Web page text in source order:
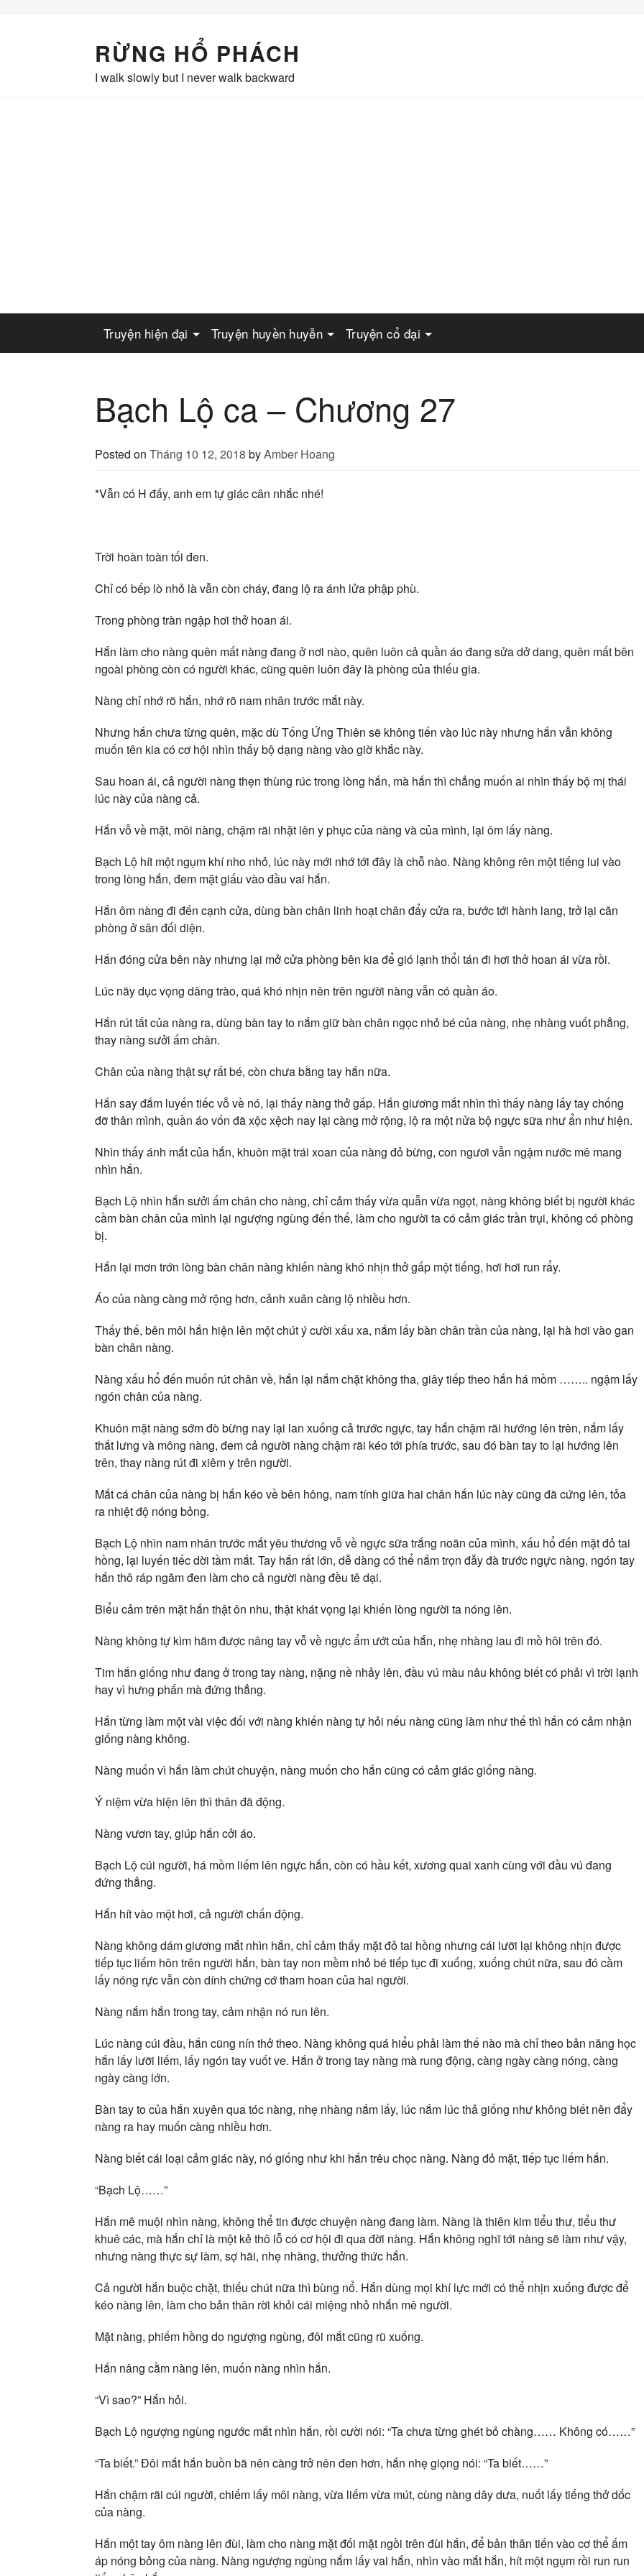
RỪNG HỔ PHÁCH
I walk slowly but I never walk backward
Truyện hiện đại Truyện huyền huyễn Truyện cổ đại
Bạch Lộ ca – Chương 27
Posted on Tháng 10 12, 2018 byAmber Hoang
*Vẫn có H đấy, anh em tự giác cân nhắc nhé!
Trời hoàn toàn tối đen.
Chỉ có bếp lò nhỏ là vẫn còn cháy, đang lộ ra ánh lửa phập phù.
Trong phòng tràn ngập hơi thở hoan ái.
Hắn làm cho nàng quên mất nàng đang ở nơi nào, quên luôn cả quần áo đang sửa dở dang, quên mất bên
ngoài phòng còn có người khác, cũng quên luôn đây là phòng của thiếu gia.
Nàng chỉ nhớ rõ hắn, nhớ rõ nam nhân trước mắt này.
Nhưng hắn chưa từng quên, mặc dù Tống Ứng Thiên sẽ không tiến vào lúc này nhưng hắn vẫn không
muốn tên kia có cơ hội nhìn thấy bộ dạng nàng vào giờ khắc này.
Sau hoan ái, cả người nàng thẹn thùng rúc trong lòng hắn, mà hắn thì chẳng muốn ai nhìn thấy bộ mị thái
lúc này của nàng cả.
Hắn vỗ về mặt, môi nàng, chậm rãi nhặt lên y phục của nàng và của mình, lại ôm lấy nàng.
Bạch Lộ hít một ngụm khí nho nhỏ, lúc này mới nhớ tới đây là chỗ nào. Nàng không rên một tiếng lui vào
trong lòng hắn, đem mặt giấu vào đầu vai hắn.
Hắn ôm nàng đi đến cạnh cửa, dùng bàn chân linh hoạt chân đẩy cửa ra, bước tới hành lang, trở lại căn
phòng ở sân đối diện.
Hắn đóng cửa bên này nhưng lại mở cửa phòng bên kia để gió lạnh thổi tán đi hơi thở hoan ái vừa rồi.
Lúc nãy dục vọng dâng trào, quá khó nhịn nên trên người nàng vẫn có quần áo.
Hắn rút tất của nàng ra, dùng bàn tay to nắm giữ bàn chân ngọc nhỏ bé của nàng, nhẹ nhàng vuốt phẳng,
thay nàng sưởi ấm chân.
Chân của nàng thật sự rất bé, còn chưa bằng tay hắn nữa.
Hắn say đắm luyến tiếc vỗ về nó, lại thấy nàng thở gấp. Hắn giương mắt nhìn thì thấy nàng lấy tay chống
đỡ thân mình, quần áo vốn đã xộc xệch nay lại càng mở rộng, lộ ra một nửa bộ ngực sữa như ẩn như hiện.
Nhìn thấy ánh mắt của hắn, khuôn mặt trái xoan của nàng đỏ bừng, con ngươi vẫn ngậm nước mê mang
nhìn hắn.
Bạch Lộ nhìn hắn sưởi ấm chân cho nàng, chỉ cảm thấy vừa quẫn vừa ngọt, nàng không biết bị người khác
cầm bàn chân của mình lại ngượng ngùng đến thế, làm cho người ta có cảm giác trần trụi, không có phòng
bị.
Hắn lại mơn trớn lòng bàn chân nàng khiến nàng khó nhịn thở gấp một tiếng, hơi hơi run rẩy.
Áo của nàng càng mở rộng hơn, cảnh xuân càng lộ nhiều hơn.
Thấy thế, bên môi hắn hiện lên một chút ý cười xấu xa, nắm lấy bàn chân trần của nàng, lại hà hơi vào gan
bàn chân nàng.
Nàng xấu hổ đến muốn rút chân về, hắn lại nắm chặt không tha, giây tiếp theo hắn há mồm …….. ngậm lấy
ngón chân của nàng.
Khuôn mặt nàng sớm đò bừng nay lại lan xuống cả trước ngực, tay hắn chậm rãi hướng lên trên, nắm lấy
thắt lưng và mông nàng, đem cả người nàng chậm rãi kéo tới phía trước, sau đó bàn tay to lại hướng lên
trên, thay nàng rút đi xiêm y trên người.
Mắt cá chân của nàng bị hắn kéo về bên hông, nam tính giữa hai chân hắn lúc này cũng đã cứng lên, tỏa
ra nhiệt độ nóng bỏng.
Bạch Lộ nhìn nam nhân trước mắt yêu thương vỗ về ngực sữa trắng noãn của mình, xấu hổ đến mặt đỏ tai
hồng, lại luyến tiếc dời tầm mắt. Tay hắn rất lớn, dễ dàng có thể nắm trọn đẫy đà trước ngực nàng, ngón tay
hắn thô ráp ngăm đen làm cho cả người nàng đều tê dại.
Biểu cảm trên mặt hắn thật ôn nhu, thật khát vọng lại khiến lòng người ta nóng lên.
Nàng không tự kìm hãm được nâng tay vỗ về ngực ẩm ướt của hắn, nhẹ nhàng lau đi mồ hôi trên đó.
Tim hắn giống như đang ở trong tay nàng, nặng nề nhảy lên, đầu vú màu nâu không biết có phải vì trời lạnh
hay vì hưng phấn mà đứng thẳng.
Hắn từng làm một vài việc đối với nàng khiến nàng tự hỏi nếu nàng cũng làm như thế thì hắn có cảm nhận
giống nàng không.
Nàng muốn vì hắn làm chút chuyện, nàng muốn cho hắn cũng có cảm giác giống nàng.
Ý niệm vừa hiện lên thì thân đã động.
Nàng vươn tay, giúp hắn cởi áo.
Bạch Lộ cúi người, há mồm liếm lên ngực hắn, còn có hầu kết, xương quai xanh cùng với đầu vú đang
đứng thẳng.
Hắn hít vào một hơi, cả người chấn động.
Nàng không dám giương mắt nhìn hắn, chỉ cảm thấy mặt đỏ tai hồng nhưng cái lưỡi lại không nhịn được
tiếp tục liếm hôn trên người hắn, bàn tay non mềm nhỏ bé tiếp tục đi xuống, xuống chút nữa, sau đó cầm
lấy nóng rực vẫn còn dính chứng cớ tham hoan của hai người.
Nàng nắm hắn trong tay, cảm nhận nó run lên.
Lúc nàng cúi đầu, hắn cũng nín thở theo. Nàng không quá hiểu phải làm thế nào mà chỉ theo bản năng học
hắn lấy lưỡi liếm, lấy ngón tay vuốt ve. Hắn ở trong tay nàng mà rung động, càng ngày càng nóng, càng
ngày càng lớn.
Bàn tay to của hắn xuyên qua tóc nàng, nhẹ nhàng nắm lấy, lúc nắm lúc thả giống như không biết nên đẩy
nàng ra hay muốn càng nhiều hơn.
Nàng biết cái loại cảm giác này, nó giống như khi hắn trêu chọc nàng. Nàng đỏ mặt, tiếp tục liếm hắn.
“Bạch Lộ……”
Hắn mê muội nhìn nàng, không thể tin được chuyện nàng đang làm. Nàng là thiên kim tiểu thư, tiểu thư
khuê các, mà hắn chỉ là một kẻ thô lỗ có cơ hội đi qua đời nàng. Hắn không nghĩ tới nàng sẽ làm như vậy,
nhưng nàng thực sự làm, sợ hãi, nhẹ nhàng, thưởng thức hắn.
Cả người hắn buộc chặt, thiếu chút nữa thì bùng nổ. Hắn dùng mọi khí lực mới có thể nhịn xuống được để
kéo nàng lên, làm cho bản thân rời khỏi cái miệng nhỏ nhắn mê người.
Mặt nàng, phiếm hồng do ngượng ngùng, đôi mắt cũng rũ xuống.
Hắn nâng cằm nàng lên, muốn nàng nhìn hắn.
“Vì sao?” Hắn hỏi.
Bạch Lộ ngượng ngùng ngước mắt nhìn hắn, rồi cười nói: “Ta chưa từng ghét bỏ chàng…… Không có……”
“Ta biết.” Đôi mắt hắn buồn bã nên càng trở nên đen hơn, hắn nhẹ giọng nói: “Ta biết……”
Hắn chậm rãi cúi người, chiếm lấy môi nàng, vừa liếm vừa mút, cùng nàng dây dưa, nuốt lấy tiếng thở dốc
của nàng.
Hắn một tay ôm nàng lên đùi, làm cho nàng mặt đối mặt ngồi trên đùi hắn, để bản thân tiến vào cơ thể ấm
áp nóng bỏng của nàng. Nàng ngượng ngùng nắm lấy vai hắn, nhìn vào mắt hắn, hít một ngụm rồi run run